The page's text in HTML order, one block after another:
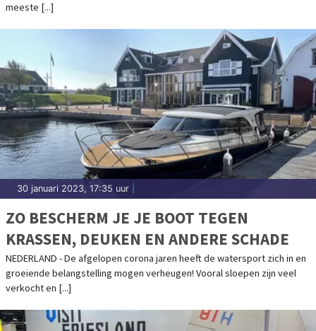
meeste [...]
30 januari 2023, 17:35 uur
ZO BESCHERM JE JE BOOT TEGEN
KRASSEN, DEUKEN EN ANDERE SCHADE
NEDERLAND - De afgelopen corona jaren heeft de watersport zich in en
groeiende belangstelling mogen verheugen! Vooral sloepen zijn veel
verkocht en [...]